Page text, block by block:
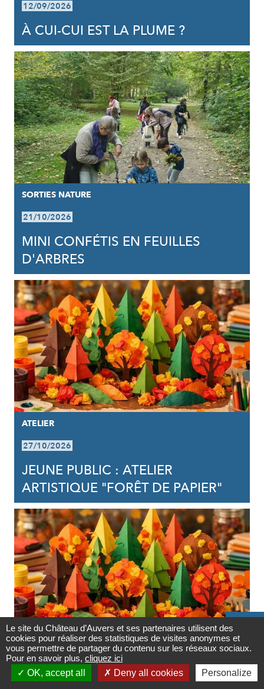
Contact

Newsletter
12/09/2026
À CUI-CUI EST LA PLUME ?
SORTIES NATURE
21/10/2026
MINI CONFÉTIS EN FEUILLES
D'ARBRES
ATELIER
27/10/2026
JEUNE PUBLIC : ATELIER
ARTISTIQUE "FORÊT DE PAPIER"
ATELIER
29/10/2026
Le site du Château d’Auvers et ses partenaires utilisent des
cookies pour réaliser des statistiques de visites anonymes et
vous permettre de partager du contenu sur les réseaux sociaux.
Pour en savoir plus, cliquez ici
OK, accept all
Deny all cookies Personalize